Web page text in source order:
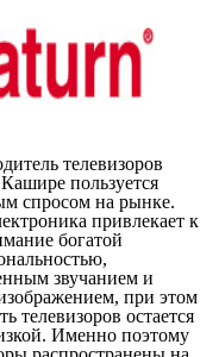
телевизоров
пользуется
спросом на рынке.
привлекает к
богатой
звучанием и
при этом
телевизоров остается
Именно поэтому